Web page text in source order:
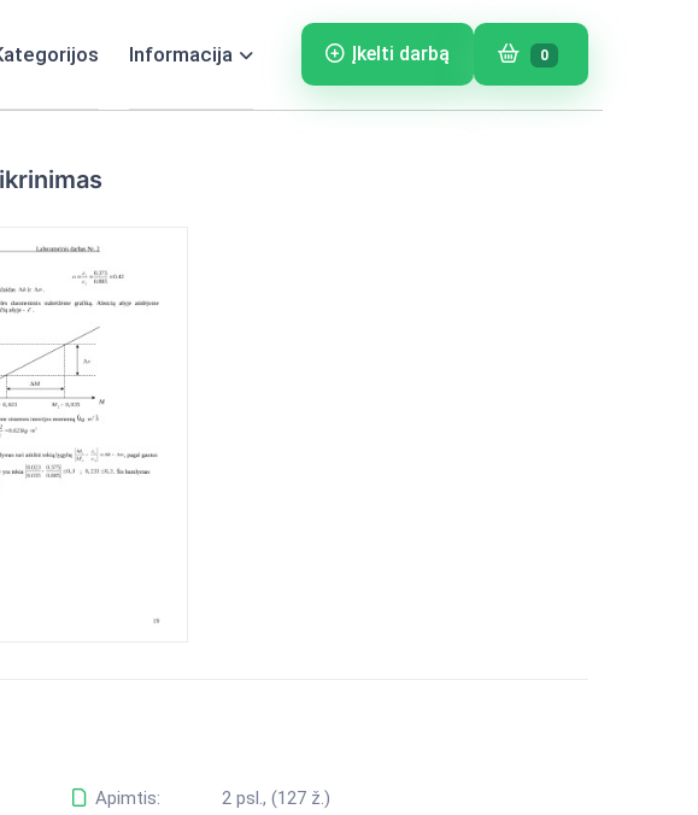
Informacija Įkelti darbą 0
Apimtis: 2 psl., (127 ž.)